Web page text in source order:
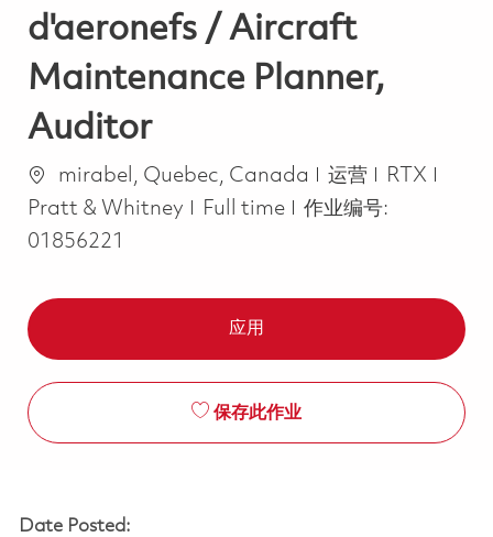
d'aeronefs / Aircraft
Maintenance Planner,
Auditor
位置mirabel, Quebec, Canada 类别
运营
RTX
Pratt & Whitney
Job Type
Full time
作业编号:
01856221
应用
保存此作业
Date Posted: